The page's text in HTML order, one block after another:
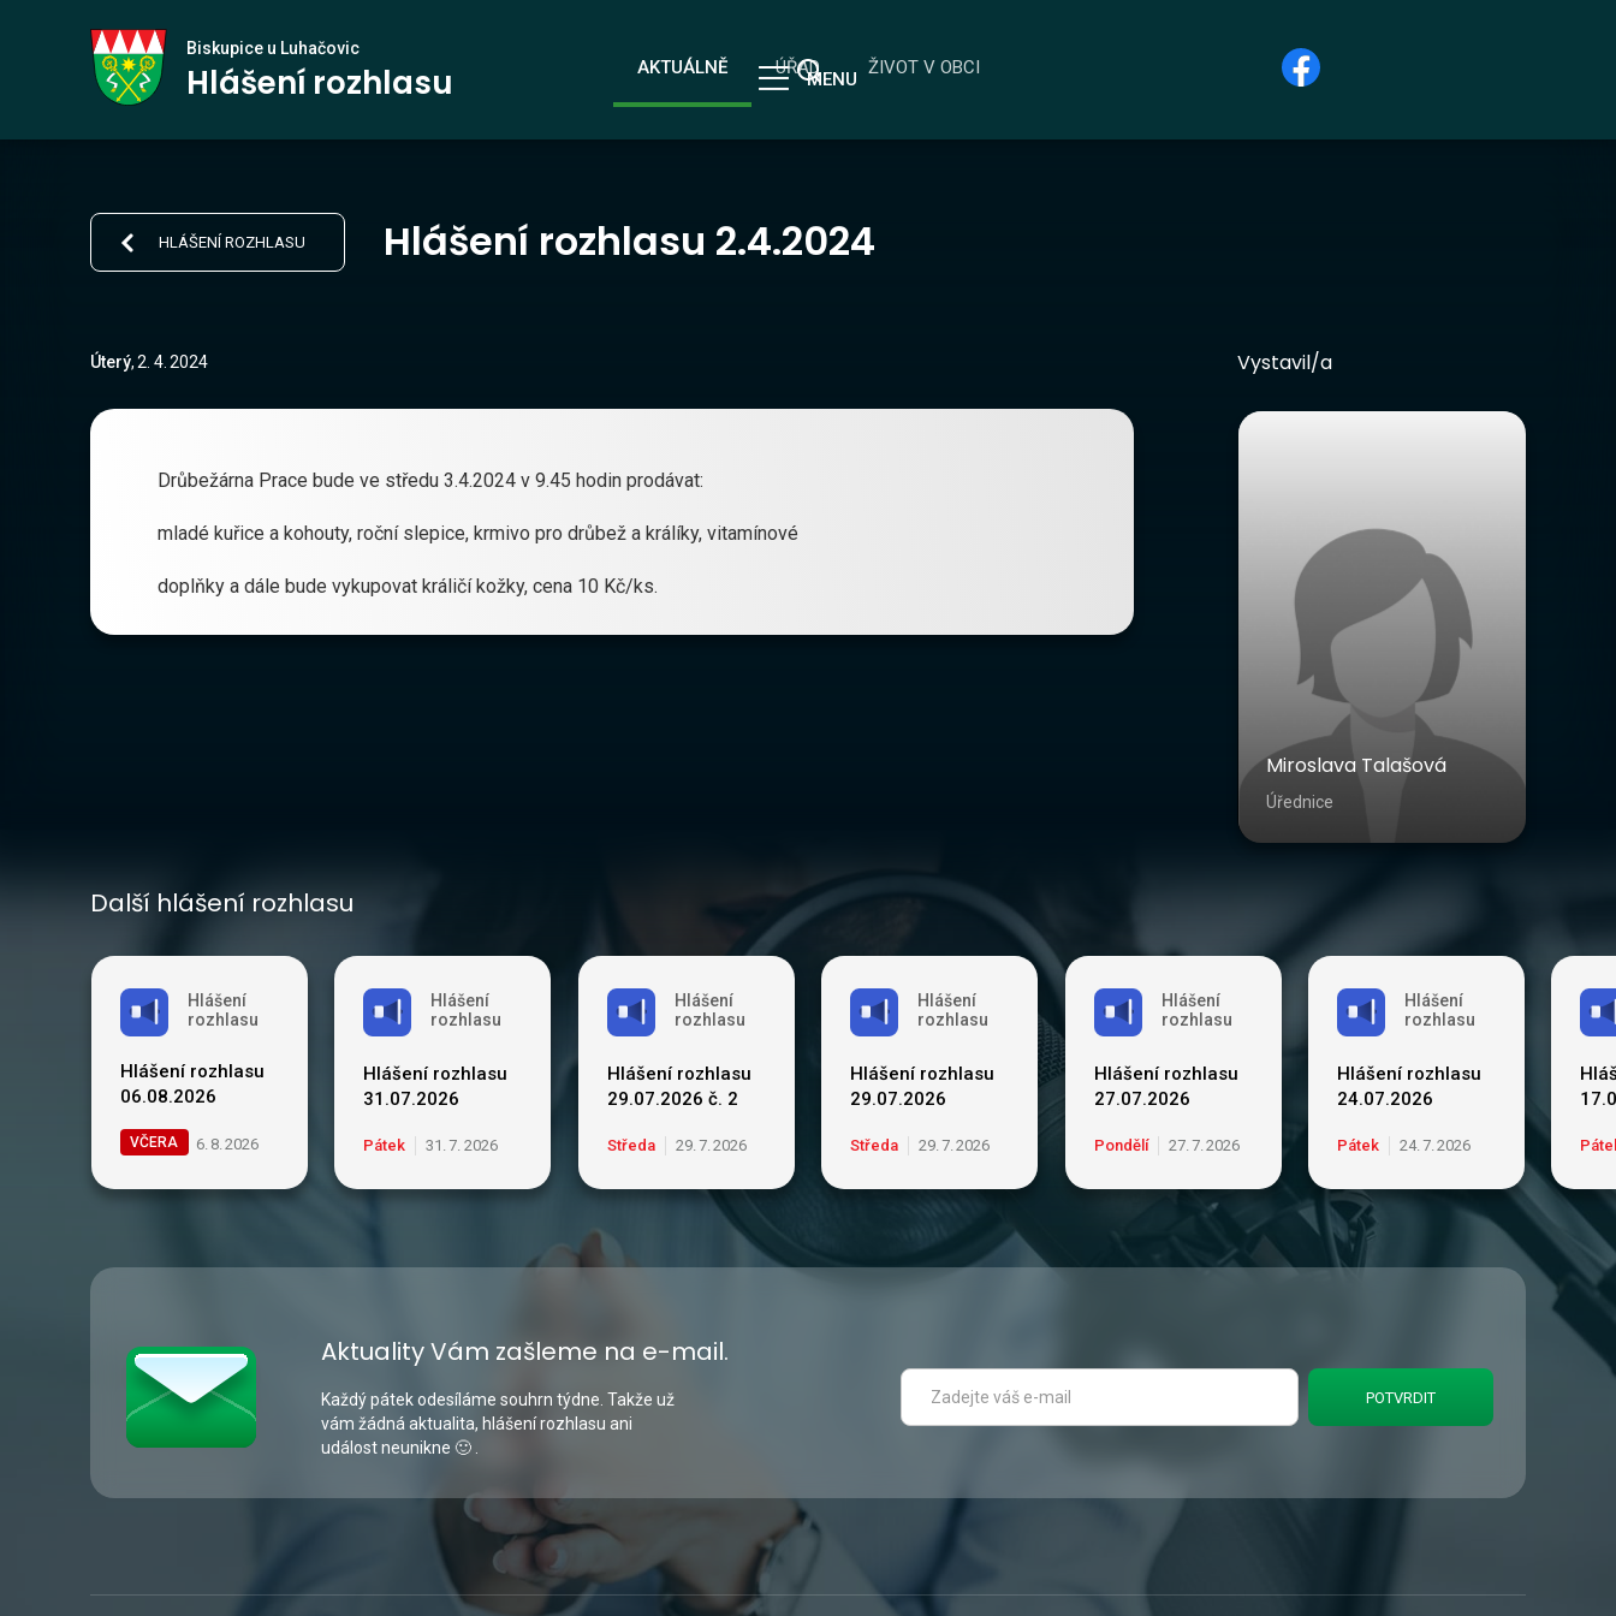
Biskupice
u Luhačovic
AKTUÁLNĚ ÚŘAD ŽIVOT V OBCI
MENU
Biskupice u Luhačovic
Hlášení rozhlasu
HLÁŠENÍ ROZHLASU Hlášení rozhlasu 2.4.2024
Úterý, 2 4. 2024
Drůbežárna Prace bude ve středu 3.4.2024 v 9.45 hodin prodávat:
mladé kuřice a kohouty, roční slepice, krmivo pro drůbež a králíky, vitamínové
doplňky a dále bude vykupovat králičí kožky, cena 10 Kč/ks.
Vystavil/a
Miroslava Talašová
Úřednice
Další hlášení rozhlasu
Hlášení
rozhlasu
Hlášení rozhlasu
06.08.2026
VČERA 6. 8.2026
Hlášení
rozhlasu
Hlášení rozhlasu
31.07.2026
Pátek 31 .7. 2026
Hlášení
rozhlasu
Hlášení rozhlasu
29.07.2026 č. 2
Středa 29.7.2026
Hlášení
rozhlasu
Hlášení rozhlasu
29.07.2026
Středa 29.7.2026
Hlášení
rozhlasu
Hlášení rozhlasu
27.07.2026
Pondělí 27.7.2026
Hlášení
rozhlasu
Hlášení rozhlasu
24.07.2026
Pátek 24.7.2026
Aktuality Vám zašleme na e-mail.
Každý pátek odesíláme souhrn týdne. Takže už
vám žádná aktualita, hlášení rozhlasu ani
událost neunikne 🙂 .